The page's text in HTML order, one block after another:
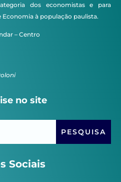
dos economistas e para
à população paulista.
– Centro
no site
Sociais